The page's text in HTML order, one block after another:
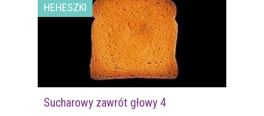
HEHESZKI
Sucharowy zawrót głowy 4